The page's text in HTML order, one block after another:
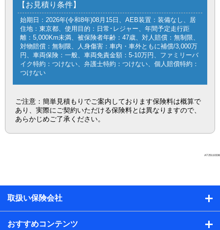
【お見積り条件】
始期日：2026年(令和8年)08月15日、AEB装置：装備なし、居
住地：東京都、使用目的：日常･レジャー、年間予定走行距
離：5,000Km未満、被保険者年齢：47歳、対人賠償：無制限、
対物賠償：無制限、人身傷害：車内・車外ともに補償/3,000万
円、車両保険：一般、車両免責金額：5-10万円、ファミリーバ
イク特約：つけない、弁護士特約：つけない、個人賠償特約：
つけない
ご注意：簡単見積もりでご案内しております保険料は概算で
あり、実際にご契約いただける保険料とは異なりますので、
あらかじめご了承ください。
AT25110336
取扱い保険会社
おすすめコンテンツ